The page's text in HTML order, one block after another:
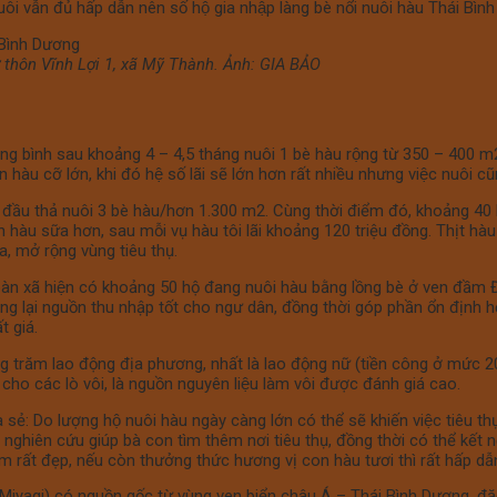
vẫn đủ hấp dẫn nên số hộ gia nhập làng bè nổi nuôi hàu Thái
Vĩnh Lợi 1, xã Mỹ Thành. Ảnh: GIA BẢO
bình sau khoảng 4 – 4,5 tháng nuôi 1 bè hàu rộng từ 350 – 400
cỡ lớn, khi đó hệ số lãi sẽ lớn hơn rất nhiều nhưng việc nuôi
thả nuôi 3 bè hàu/hơn 1.300 m2. Cùng thời điểm đó, khoảng
sữa hơn, sau mỗi vụ hàu tôi lãi khoảng 120 triệu đồng. Thịt
mở rộng vùng tiêu thụ.
xã hiện có khoảng 50 hộ đang nuôi hàu bằng lồng bè ở ven
lại nguồn thu nhập tốt cho ngư dân, đồng thời góp phần ổn định
giá.
trăm lao động địa phương, nhất là lao động nữ (tiền công ở mức
các lò vôi, là nguồn nguyên liệu làm vôi được đánh giá cao.
sẻ: Do lượng hộ nuôi hàu ngày càng lớn có thể sẽ khiến việc tiêu
cứu giúp bà con tìm thêm nơi tiêu thụ, đồng thời có thể kết
rất đẹp, nếu còn thưởng thức hương vị con hàu tươi thì rất hấp